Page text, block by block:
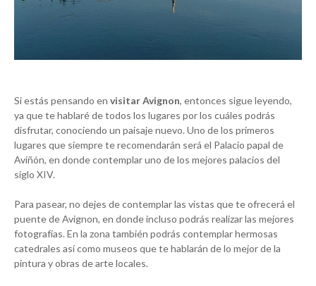
Si estás pensando en visitar Avignon, entonces sigue leyendo,
ya que te hablaré de todos los lugares por los cuáles podrás
disfrutar, conociendo un paisaje nuevo. Uno de los primeros
lugares que siempre te recomendarán será el Palacio papal de
Aviñón, en donde contemplar uno de los mejores palacios del
siglo XIV.
Para pasear, no dejes de contemplar las vistas que te ofrecerá el
puente de Avignon, en donde incluso podrás realizar las mejores
fotografías. En la zona también podrás contemplar hermosas
catedrales así como museos que te hablarán de lo mejor de la
pintura y obras de arte locales.